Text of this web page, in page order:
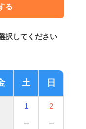
る
択してください
土 日
1
－
2
－